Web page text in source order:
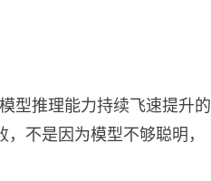
型推理能力持续飞速提升的
不是因为模型不够聪明，